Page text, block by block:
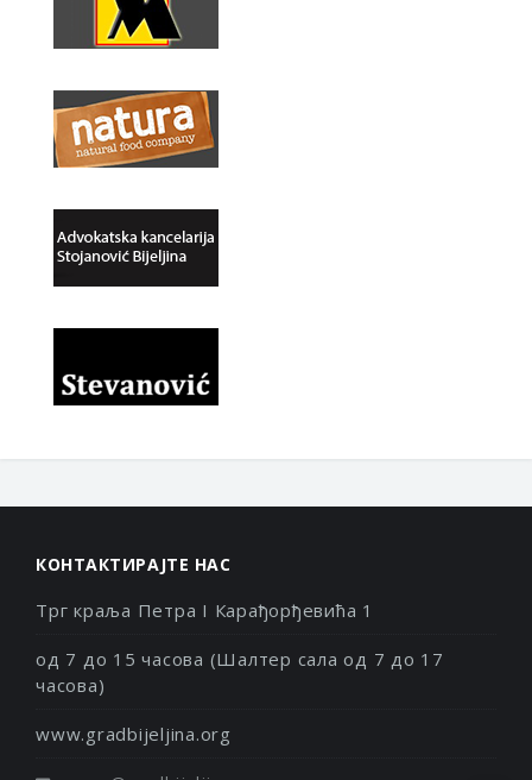
КОНТАКТИРАЈТЕ НАС
Трг краља Петра I Карађорђевића 1
од 7 до 15 часова (Шалтер сала од 7 до 17
часова)
www.gradbijeljina.org